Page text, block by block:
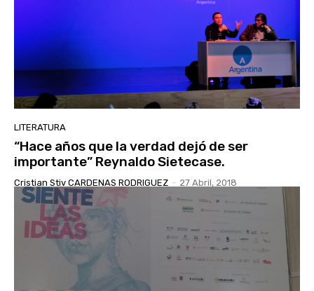
LITERATURA
“Hace años que la verdad dejó de ser
importante” Reynaldo Sietecase.
Cristian Stiv CARDENAS RODRIGUEZ - 27 Abril, 2018